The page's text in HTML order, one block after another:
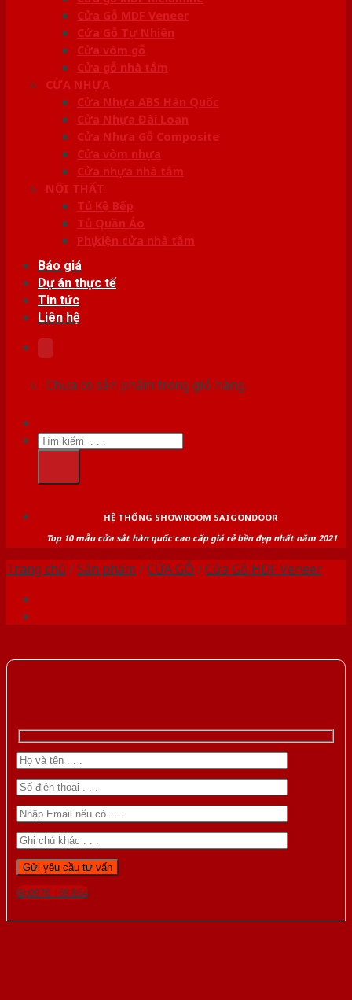
Cửa Gỗ MDF Veneer
Cửa Gỗ Tự Nhiên
Cửa vòm gỗ
Cửa gỗ nhà tắm
CỬA NHỰA
Cửa Nhựa ABS Hàn Quốc
Cửa Nhựa Đài Loan
Cửa Nhựa Gỗ Composite
Cửa vòm nhựa
Cửa nhựa nhà tắm
NỘI THẤT
Tủ Kệ Bếp
Tủ Quần Áo
Phụ kiện cửa nhà tắm
Báo giá
Dự án thực tế
Tin tức
Liên hệ
Chưa có sản phẩm trong giỏ hàng.
Tìm
kiếm:
HỆ THỐNG SHOWROOM SAIGONDOOR
Top 10 mẫu cửa sắt hàn quốc cao cấp giá rẻ bền đẹp nhất năm 2021
Trang chủ /Sản phẩm /CỬA GỖ /Cửa Gỗ HDF Veneer
Gọi 0976.169.864